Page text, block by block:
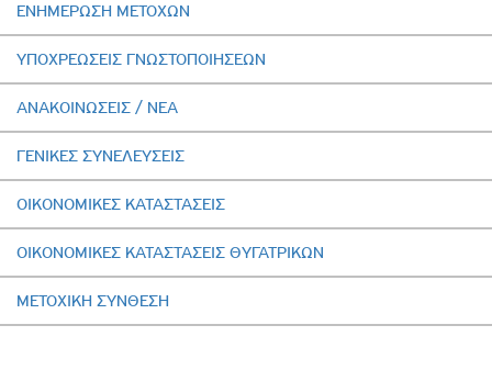
ΕΝΗΜΕΡΩΣΗ ΜΕΤΟΧΩΝ
ΥΠΟΧΡΕΩΣΕΙΣ ΓΝΩΣΤΟΠΟΙΗΣΕΩΝ
ΑΝΑΚΟΙΝΩΣΕΙΣ / ΝΕΑ
ΓΕΝΙΚΕΣ ΣΥΝΕΛΕΥΣΕΙΣ
ΟΙΚΟΝΟΜΙΚΕΣ ΚΑΤΑΣΤΑΣΕΙΣ
ΟΙΚΟΝΟΜΙΚΕΣ ΚΑΤΑΣΤΑΣΕΙΣ ΘΥΓΑΤΡΙΚΩΝ
ΜΕΤΟΧΙΚΗ ΣΥΝΘΕΣΗ